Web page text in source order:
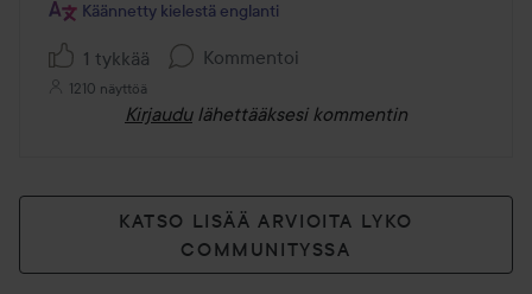
Käännetty kielestä englanti
1 tykkää Kommentoi
1210 näyttöä
Kirjaudu lähettääksesi kommentin
KATSO LISÄÄ ARVIOITA LYKO
COMMUNITYSSA